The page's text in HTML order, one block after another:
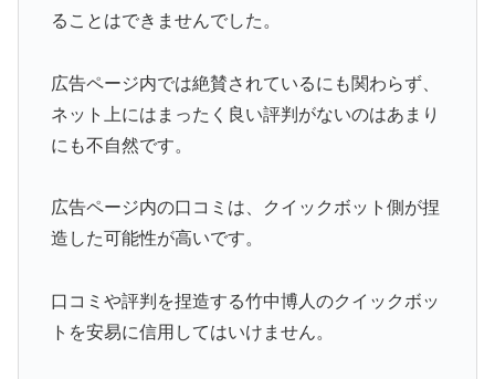
ることはできませんでした。
広告ページ内では絶賛されているにも関わらず、
ネット上にはまったく良い評判がないのはあまり
にも不自然です。
広告ページ内の口コミは、クイックボット側が捏
造した可能性が高いです。
口コミや評判を捏造する竹中博人のクイックボッ
トを安易に信用してはいけません。